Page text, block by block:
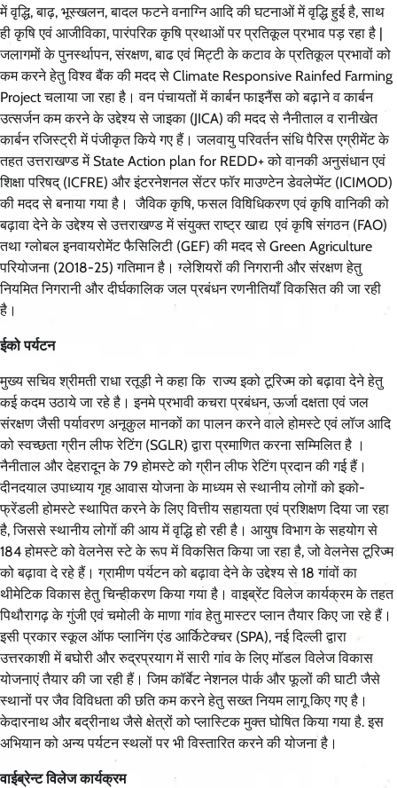
में वृद्धि, बाढ़, भूस्खलन, बादल फटने वनाग्नि आदि की घटनाओं में वृद्धि हुई है, साथ
ही कृषि एवं आजीविका, पारंपरिक कृषि प्रथाओं पर प्रतिकूल प्रभाव पड़ रहा है |
जलागमों के पुनर्स्थापन, संरक्षण, बाढ एवं मि‌ट्टी के कटाव के प्रतिकूल प्रभावों को
कम करने हेतु विश्व बैंक की मदद से Climate Responsive Rainfed Farming
Project चलाया जा रहा है। वन पंचायतों में कार्बन फाइनैंस को बढ़ाने व कार्बन
उत्सर्जन कम करने के उद्देश्य से जाइका (JICA) की मदद से नैनीताल व रानीखेत
कार्बन रजिस्ट्री में पंजीकृत किये गए हैं। जलवायु परिवर्तन संधि पैरिस एग्रीमेंट के
तहत उत्तराखण्ड में State Action plan for REDD+ को वानकी अनुसंधान एवं
शिक्षा परिषद् (ICFRE) और इंटरनेशनल सेंटर फॉर माउण्टेन डेवलेप्मेंट (ICIMOD)
की मदद से बनाया गया है। जैविक कृषि, फसल विविधिकरण एवं कृषि वानिकी को
बढ़ावा देने के उ‌द्देश्य से उत्तराखण्ड में संयुक्त राष्ट्र खाद्य एवं कृषि संगठन (FAO)
तथा ग्लोबल इनवायरोमेंट फैसिलिटी (GEF) की मदद से Green Agriculture
परियोजना (2018-25) गतिमान है। ग्लेशियरों की निगरानी और संरक्षण हेतु
नियमित निगरानी और दीर्घकालिक जल प्रबंधन रणनीतियाँ विकसित की जा रही
है।
ईको पर्यटन
मुख्य सचिव श्रीमती राधा रतूड़ी ने कहा कि राज्य इको टूरिज्म को बढ़ावा देने हेतु
कई कदम उठाये जा रहे है। इनमे प्रभावी कचरा प्रबंधन, ऊर्जा दक्षता एवं जल
संरक्षण जैसी पर्यावरण अनूकुल मानकों का पालन करने वाले होमस्टे एवं लॉज आदि
को स्वच्छता ग्रीन लीफ रेटिंग (SGLR) द्वारा प्रमाणित करना सम्मिलित है ।
नैनीताल और देहरादून के 79 होमस्टे को ग्रीन लीफ रेटिंग प्रदान की गई हैं।
दीनदयाल उपाध्याय गृह आवास योजना के माध्यम से स्थानीय लोगों को इको-
फ्रेंडली होमस्टे स्थापित करने के लिए वित्तीय सहायता एवं प्रशिक्षण दिया जा रहा
है, जिससे स्थानीय लोगों की आय में वृद्धि हो रही है। आयुष विभाग के सहयोग से
184 होमस्टे को वेलनेस स्टे के रूप में विकसित किया जा रहा है, जो वेलनेस टूरिज्म
को बढ़ावा दे रहे हैं। ग्रामीण पर्यटन को बढ़ावा देने के उद्देश्य से 18 गांवों का
थीमेटिक विकास हेतु चिन्हीकरण किया गया है। वाइब्रेंट विलेज कार्यक्रम के तहत
पिथौरागढ़ के गुंजी एवं चमोली के माणा गांव हेतु मास्टर प्लान तैयार किए जा रहे हैं।
इसी प्रकार स्कूल ऑफ प्लानिंग एंड आर्किटेक्चर (SPA), नई दिल्ली द्वारा
उत्तरकाशी में बघोरी और रुद्रप्रयाग में सारी गांव के लिए मॉडल विलेज विकास
योजनाएं तैयार की जा रही हैं। जिम कॉर्बेट नेशनल पार्क और फूलों की घाटी जैसे
स्थानों पर जैव विविधता की छति कम करने हेतु सख्त नियम लागू किए गए है।
केदारनाथ और बद्रीनाथ जैसे क्षेत्रों को प्लास्टिक मुक्त घोषित किया गया है. इस
अभियान को अन्य पर्यटन स्थलों पर भी विस्तारित करने की योजना है।
वाईब्रेन्ट विलेज कार्यक्रम